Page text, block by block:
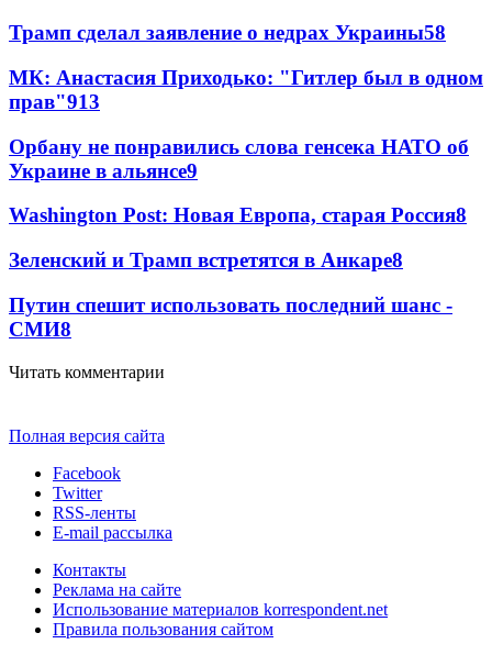
Трамп сделал заявление о недрах Украины58
МК: Анастасия Приходько: "Гитлер был в одном
прав"913
Орбану не понравились слова генсека НАТО об
Украине в альянсе9
Washington Post: Новая Европа, старая Россия8
Зеленский и Трамп встретятся в Анкаре8
Путин спешит использовать последний шанс -
СМИ8
Читать комментарии
Полная версия сайта
Facebook
Twitter
RSS-ленты
E-mail рассылка
Контакты
Реклама на сайте
Использование материалов korrespondent.net
Правила пользования сайтом